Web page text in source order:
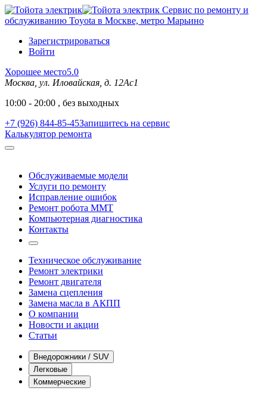
Сервис по ремонту и
обслуживанию Toyota в Москве, метро Марьино
Зарегистрироваться
Войти
Хорошее место5.0
Москва, ул. Иловайская, д. 12Ас1
10:00 - 20:00 , без выходных
+7 (926) 844-85-45Запишитесь на сервис
Калькулятор ремонта
Обслуживаемые модели
Услуги по ремонту
Исправление ошибок
Ремонт робота MMT
Компьютерная диагностика
Контакты
Техническое обслуживание
Ремонт электрики
Ремонт двигателя
Замена сцепления
Замена масла в АКПП
О компании
Новости и акции
Статьи
Внедорожники / SUV
Легковые
Коммерческие